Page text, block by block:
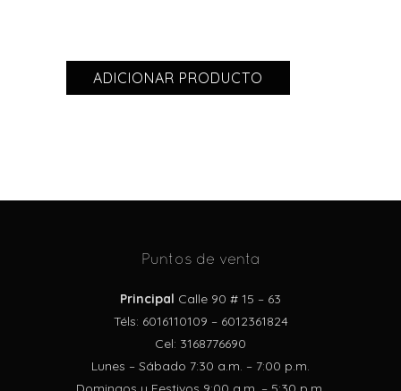
ADICIONAR PRODUCTO
Puntos de venta
Principal Calle 90 # 15 – 63
Téls: 6016110109 – 6012361824
Cel: 3168776690
Lunes – Sábado 7:30 a.m. – 7:00 p.m.